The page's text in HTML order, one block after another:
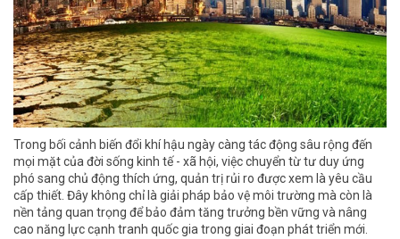
Trong bối cảnh biến đổi khí hậu ngày càng tác động sâu rộng đến
mọi mặt của đời sống kinh tế - xã hội, việc chuyển từ tư duy ứng
phó sang chủ động thích ứng, quản trị rủi ro được xem là yêu cầu
cấp thiết. Đây không chỉ là giải pháp bảo vệ môi trường mà còn là
nền tảng quan trọng để bảo đảm tăng trưởng bền vững và nâng
cao năng lực cạnh tranh quốc gia trong giai đoạn phát triển mới.